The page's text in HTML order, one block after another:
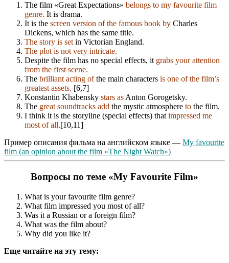
The film «Great Expectations» belongs to my favourite film
genre. It is drama.
It is the screen version of the famous book by Charles
Dickens, which has the same title.
The story is set in Victorian England.
The plot is not very intricate.
Despite the film has no special effects, it grabs your attention
from the first scene.
The brilliant acting ofthe main characters is one of the film’s
greatest assets. [6,7]
Konstantin Khabensky stars as Anton Gorogetsky.
The great soundtracks add the mystic atmosphere to the film.
I think it is the storyline (special effects) that impressed me
most of all.[10,11]
Пример описания фильма на английском языке — My favourite
film (an opinion about the film «The Night Watch»)
Вопросы по теме «My Favourite Film»
What is your favourite film genre?
What film impressed you most of all?
Was it a Russian or a foreign film?
What was the film about?
Why did you like it?
Еще читайте на эту тему: